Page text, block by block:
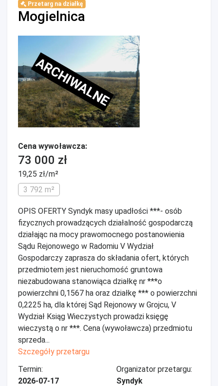
Przetarg na działkę
Mogielnica
ARCHIWALNE
Cena wywoławcza:
73 000 zł
19,25 zł/m²
3 792 m²
OPIS OFERTY Syndyk masy upadłości ***- osób
fizycznych prowadzących działalność gospodarczą
działając na mocy prawomocnego postanowienia
Sądu Rejonowego w Radomiu V Wydział
Gospodarczy zaprasza do składania ofert, których
przedmiotem jest nieruchomość gruntowa
niezabudowana stanowiąca działkę nr ***o
powierzchni 0,1567 ha oraz działkę *** o powierzchni
0,2225 ha, dla której Sąd Rejonowy w Grojcu, V
Wydział Ksiąg Wieczystych prowadzi księgę
wieczystą o nr ***. Cena (wywoławcza) przedmiotu
sprzeda...
Szczegóły przetargu
Termin:
2026-07-17
Organizator przetargu:
Syndyk